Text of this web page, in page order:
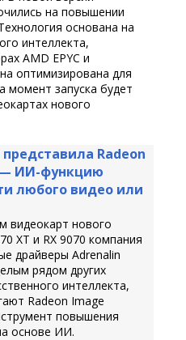
на повышении
основана на
интеллекта,
AMD EPYC и
оптимизирована для
момент запуска будет
нового
представила Radeon
— ИИ-функцию
любого видео или
видеокарт нового
XT и RX 9070 компания
драйверы Adrenalin
рядом других
интеллекта,
Radeon Image
повышения
основе ИИ.